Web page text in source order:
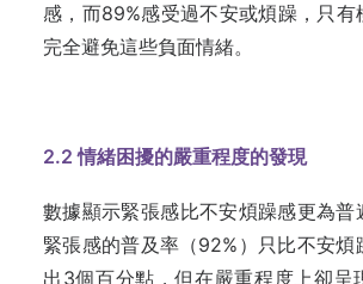
感，而89%感受過不安或煩躁，只有
完全避免這些負面情緒。
2.2情緒困擾的嚴重程度的發現
數據顯示緊張感比不安煩躁感更為普
緊張感的普及率（92%）只比不安煩
出3個百分點，但在嚴重程度上卻呈